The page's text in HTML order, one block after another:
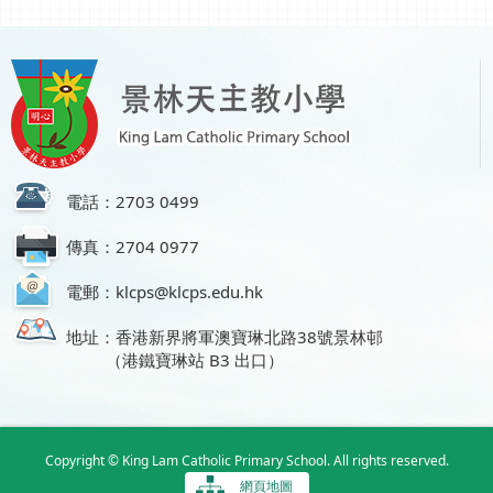
電話：2703 0499
傳真：2704 0977
電郵：klcps@klcps.edu.hk
地址：香港新界將軍澳寶琳北路38號景林邨
（港鐵寶琳站 B3 出口）
Copyright © King Lam Catholic Primary School. All rights reserved.
網頁地圖